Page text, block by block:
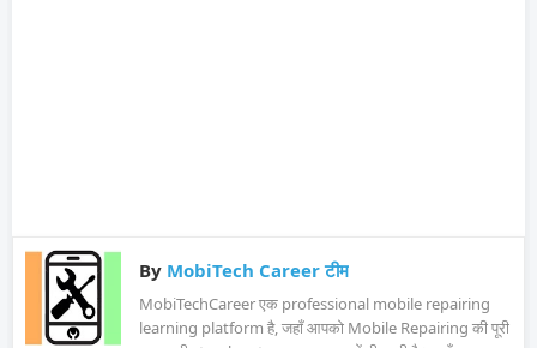
By MobiTech Career टीम
MobiTechCareer एक professional mobile repairing
learning platform है, जहाँ आपको Mobile Repairing की पूरी